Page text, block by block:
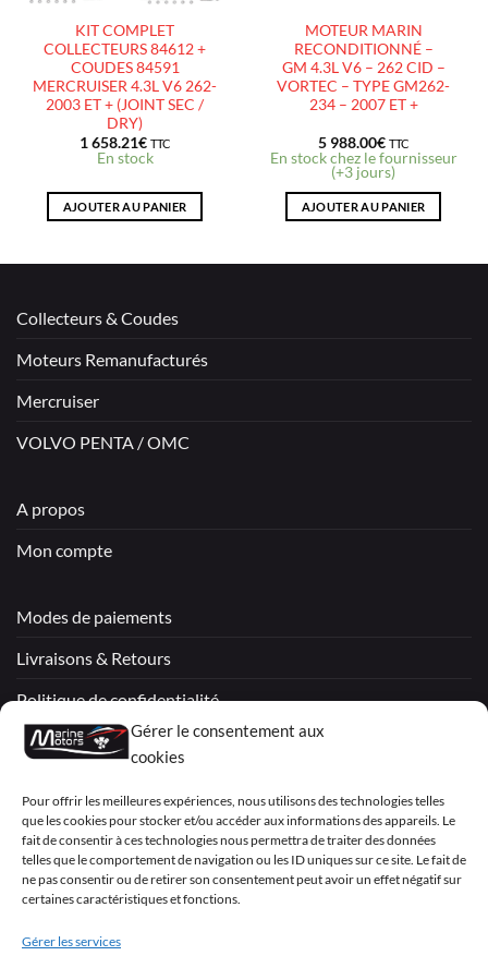
Gérer le consentement aux
cookies
Pour offrir les meilleures expériences, nous utilisons des technologies telles
que les cookies pour stocker et/ou accéder aux informations des appareils. Le
fait de consentir à ces technologies nous permettra de traiter des données
telles que le comportement de navigation ou les ID uniques sur ce site. Le fait de
ne pas consentir ou de retirer son consentement peut avoir un effet négatif sur
certaines caractéristiques et fonctions.
Gérer les services
KIT COMPLET
COLLECTEURS 84612 +
COUDES 84591
MERCRUISER 4.3L V6 262-
2003 ET + (JOINT SEC /
DRY)
1 658.21€ TTC
En stock
AJOUTER AU PANIER
MOTEUR MARIN
RECONDITIONNÉ –
GM 4.3L V6 – 262 CID –
VORTEC – TYPE GM262-
234 – 2007 ET +
5 988.00€ TTC
En stock chez le fournisseur
(+3 jours)
AJOUTER AU PANIER
Collecteurs & Coudes
Moteurs Remanufacturés
Mercruiser
VOLVO PENTA / OMC
A propos
Mon compte
Modes de paiements
Livraisons & Retours
Politique de confidentialité
Mentions légales
Déclaration de confidentialité (UE)
Visa PayPal